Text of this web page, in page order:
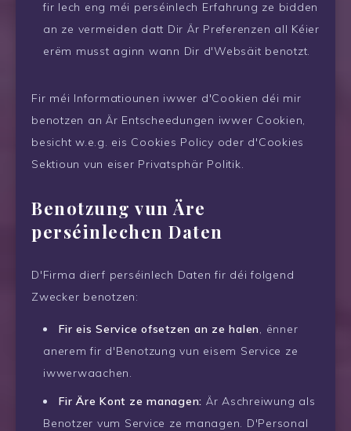
fir Iech eng méi perséinlech Erfahrung ze bidden
an ze vermeiden datt Dir Är Preferenzen all Kéier
erëm musst aginn wann Dir d'Websäit benotzt.
Fir méi Informatiounen iwwer d'Cookien déi mir
benotzen an Är Entscheedungen iwwer Cookien,
besicht w.e.g. eis Cookies Policy oder d'Cookies
Sektioun vun eiser Privatsphär Politik.
Benotzung vun Äre
perséinlechen Daten
D'Firma dierf perséinlech Daten fir déi folgend
Zwecker benotzen:
Fir eis Service ofsetzen an ze halen, ënner
anerem fir d'Benotzung vun eisem Service ze
iwwerwaachen.
Fir Äre Kont ze managen: Är Aschreiwung als
Benotzer vum Service ze managen. D'Personal